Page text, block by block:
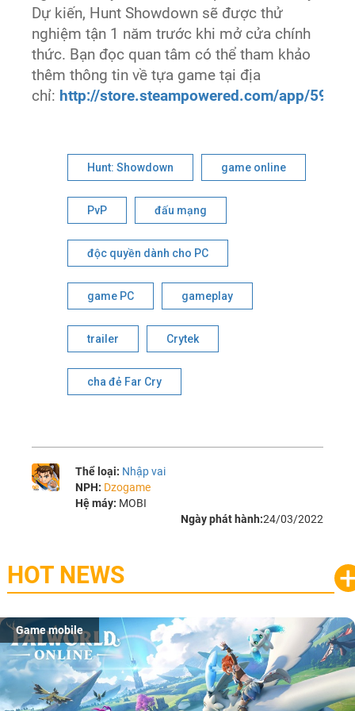
Dự kiến, Hunt Showdown sẽ được thử
nghiệm tận 1 năm trước khi mở cửa chính
thức. Bạn đọc quan tâm có thể tham khảo
thêm thông tin về tựa game tại địa
chỉ: http://store.steampowered.com/app/
Hunt: Showdown game online
PvP đấu mạng
độc quyền dành cho PC
game PC gameplay
trailer Crytek
cha đẻ Far Cry
Thể loại: Nhập vai
NPH: Dzogame
Hệ máy: MOBI
Ngày phát hành:24/03/2022
HOT NEWS
Game mobile